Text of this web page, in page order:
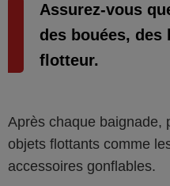
Assurez‑vous
des bouées,
flotteur.
Après chaque baignade,
objets flottants comme
accessoires gonflables.